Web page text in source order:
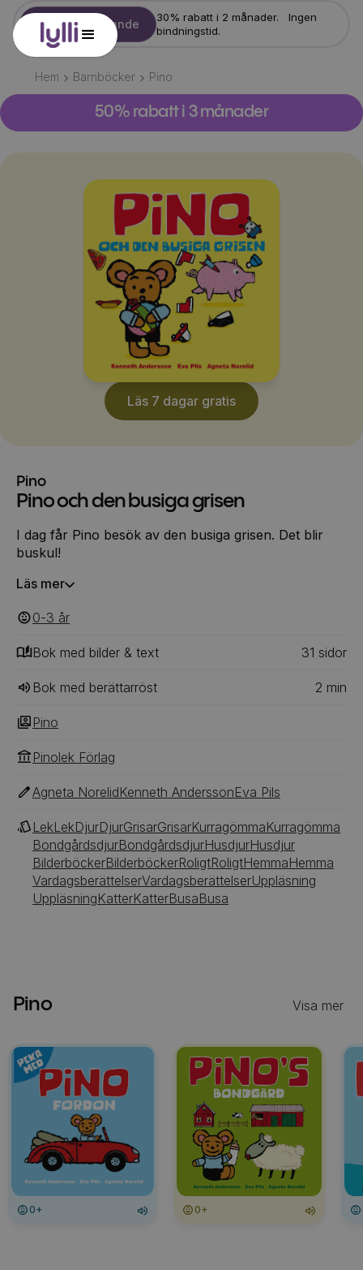
Starta erbjudande
30% rabatt i 2 månader. Ingen
bindningstid.
Hem Barnböcker Pino
50% rabatt i 3 månader
Läs 7 dagar gratis
Pino
Pino och den busiga grisen
I dag får Pino besök av den busiga grisen. Det blir
buskul!
Läs mer
0-3 ‎‎ år
Bok med bilder & text 31 ‎‎ sidor
Bok med berättarröst 2 min
Pino
Pinolek Förlag
Agneta NorelidKenneth AnderssonEva Pils
LekLekDjurDjurGrisarGrisarKurragömmaKurragömma
BondgårdsdjurBondgårdsdjurHusdjurHusdjur
BilderböckerBilderböckerRoligtRoligtHemmaHemma
VardagsberättelserVardagsberättelserUppläsning
UppläsningKatterKatterBusaBusa
Pino Visa mer
0+ 0+